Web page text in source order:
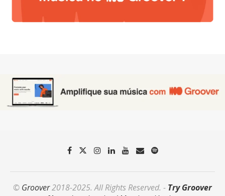
© Groover2018-2025. All Rights Reserved. - Try Groover